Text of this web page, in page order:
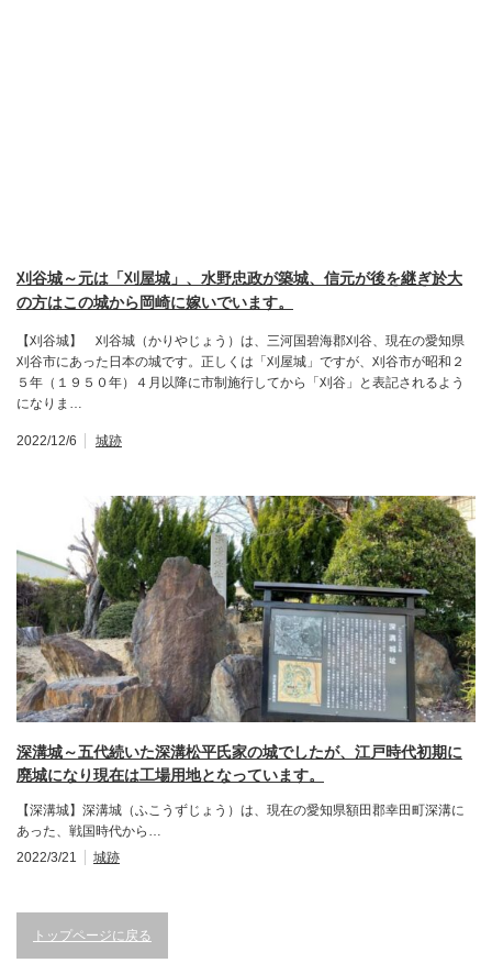
刈谷城～元は「刈屋城」、水野忠政が築城、信元が後を継ぎ於大
の方はこの城から岡崎に嫁いでいます。
【刈谷城】 刈谷城（かりやじょう）は、三河国碧海郡刈谷、現在の愛知県
刈谷市にあった日本の城です。正しくは「刈屋城」ですが、刈谷市が昭和２
５年（１９５０年）４月以降に市制施行してから「刈谷」と表記されるよう
になりま…
2022/12/6 城跡
深溝城～五代続いた深溝松平氏家の城でしたが、江戸時代初期に
廃城になり現在は工場用地となっています。
【深溝城】深溝城（ふこうずじょう）は、現在の愛知県額田郡幸田町深溝に
あった、戦国時代から…
2022/3/21
城跡
トップページに戻る